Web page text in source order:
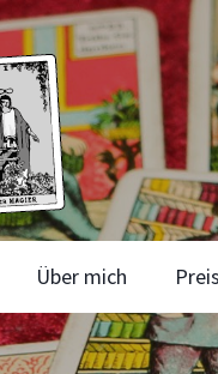
Über mich